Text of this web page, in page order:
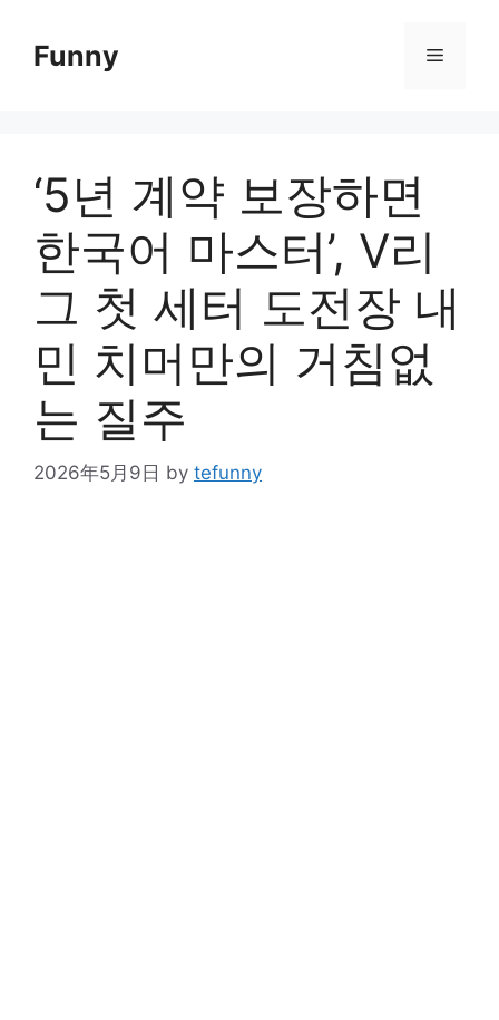
contentFunny Menu
‘5년 계약 보장하면
한국어 마스터’, V리
그 첫 세터 도전장 내
민 치머만의 거침없
는 질주
2026年5月9日 by tefunny